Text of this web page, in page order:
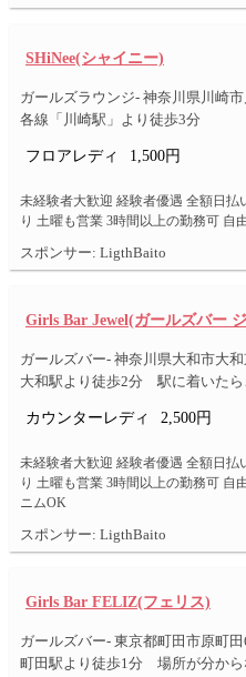
SHiNee(シャイニー)
ガールズラウンジ- 神奈川県川崎
各線「川崎駅」より徒歩3分
フロアレディ 1,500円
未経験者大歓迎 経験者優遇 全額日
り 土曜も営業 3時間以上の勤務可 自
スポンサー: LigthBaito
Girls Bar Jewel(ガールズバー
ガールズバー- 神奈川県大和市大
大和駅より徒歩2分 駅に着いた
カウンターレディ 2,500円
未経験者大歓迎 経験者優遇 全額日
り 土曜も営業 3時間以上の勤務可 自
ニムOK
スポンサー: LigthBaito
Girls Bar FELIZ(フェリス)
ガールズバー- 東京都町田市原町
町田駅より徒歩1分 場所が分から